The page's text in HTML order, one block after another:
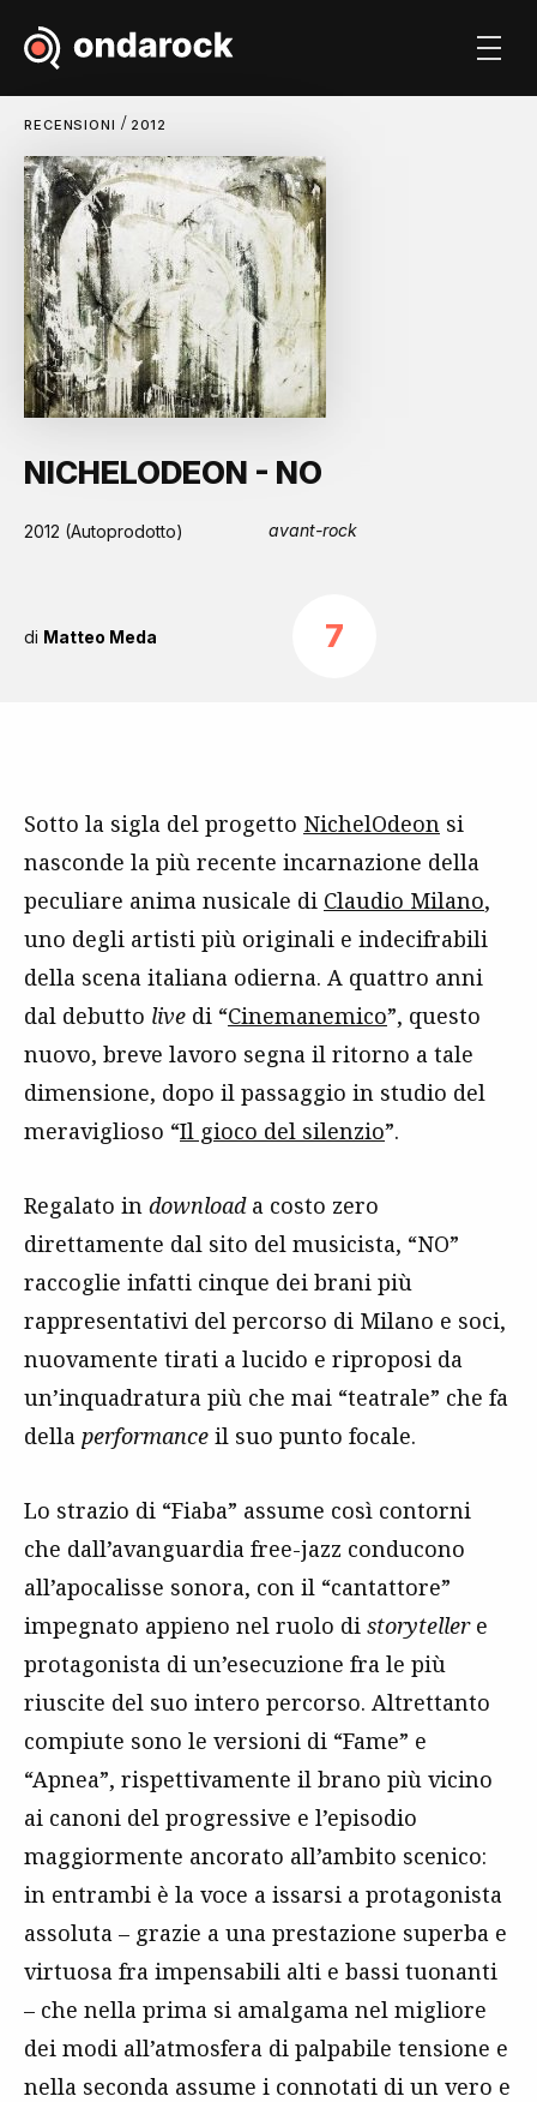
RECENSIONI / 2012
NICHELODEON - NO
2012 (Autoprodotto) avant-rock
di Matteo Meda 7
Sotto la sigla del progetto NichelOdeon si
nasconde la più recente incarnazione della
peculiare anima nusicale di Claudio Milano,
uno degli artisti più originali e indecifrabili
della scena italiana odierna. A quattro anni
dal debutto live di “Cinemanemico”, questo
nuovo, breve lavoro segna il ritorno a tale
dimensione, dopo il passaggio in studio del
meraviglioso “Il gioco del silenzio”.
Regalato in downloada costo zero
direttamente dal sito del musicista, “NO”
raccoglie infatti cinque dei brani più
rappresentativi del percorso di Milano e soci,
nuovamente tirati a lucido e riproposi da
un’inquadratura più che mai “teatrale” che fa
della performance il suo punto focale.
Lo strazio di “Fiaba” assume così contorni
che dall’avanguardia free-jazz conducono
all’apocalisse sonora, con il “cantattore”
impegnato appieno nel ruolo di storytellere
protagonista di un’esecuzione fra le più
riuscite del suo intero percorso. Altrettanto
compiute sono le versioni di “Fame” e
“Apnea”, rispettivamente il brano più vicino
ai canoni del progressive e l’episodio
maggiormente ancorato all’ambito scenico:
in entrambi è la voce a issarsi a protagonista
assoluta – grazie a una prestazione superba e
virtuosa fra impensabili alti e bassi tuonanti
– che nella prima si amalgama nel migliore
dei modi all’atmosfera di palpabile tensione e
nella seconda assume i connotati di un vero e